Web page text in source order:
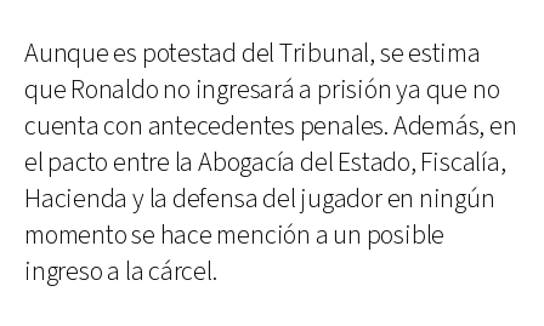
Aunque es potestad del Tribunal, se estima
que Ronaldo no ingresará a prisión ya que no
cuenta con antecedentes penales. Además, en
el pacto entre la Abogacía del Estado, Fiscalía,
Hacienda y la defensa del jugador en ningún
momento se hace mención a un posible
ingreso a la cárcel.